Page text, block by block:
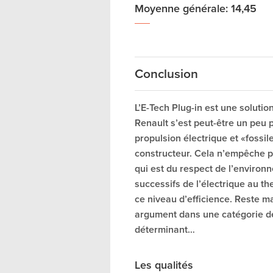
Moyenne générale: 14,45
Conclusion
L’E-Tech Plug-in est une
Renault s’est peut-être un
propulsion électrique et
constructeur. Cela n’empêche
qui est du respect de
successifs de l’électrique au
ce niveau d’efficience. Reste
argument dans une catégorie
déterminant…
Les qualités